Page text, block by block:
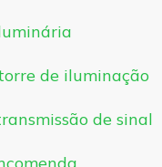
de iluminação
de sinal